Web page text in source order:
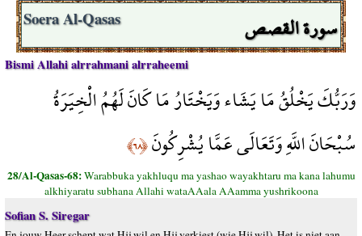
سورة القصص Soera Al-Qasas
Bismi Allahi alrrahmani alrraheemi
وَرَبُّكَ يَخْلُقُ مَا يَشَاء وَيَخْتَارُ مَا كَانَ لَهُمُ الْخِيَرَةُ
سُبْحَانَ اللَّهِ وَتَعَالَى عَمَّا يُشْرِكُونَ﴿٦٨﴾
28/Al-Qasas-68:Warabbuka yakhluqu ma yashao wayakhtaru ma kana lahumu
alkhiyaratu subhana Allahi wataAAala AAamma yushrikoona
Sofian S. Siregar